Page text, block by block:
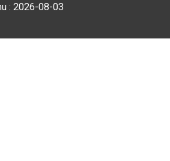
:2026-08-03